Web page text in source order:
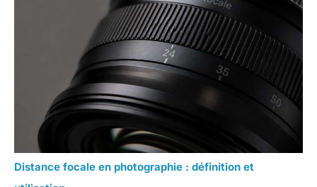
Distance focale en photographie : définition et